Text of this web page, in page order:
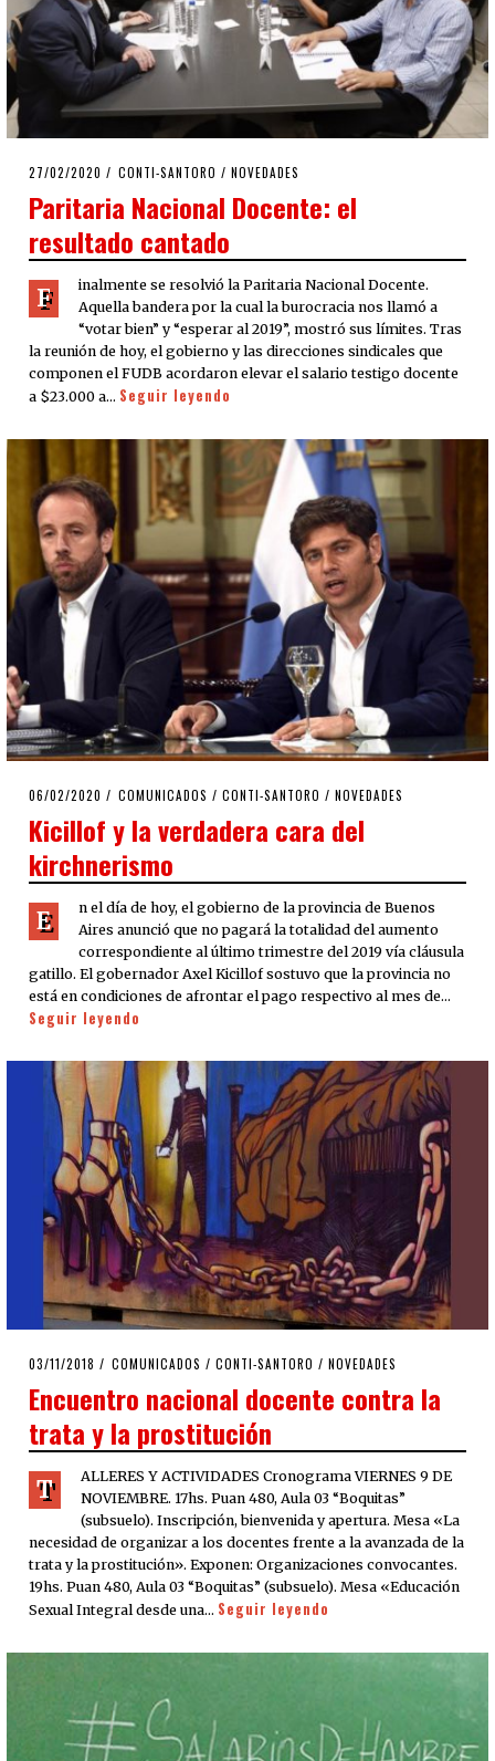
POSTED
27/02/2020 27/02/2020
CONTI-SANTORO / NOVEDADES
Paritaria Nacional Docente: el
resultado cantado
F
inalmente se resolvió la Paritaria Nacional Docente.
Aquella bandera por la cual la burocracia nos llamó a
“votar bien” y “esperar al 2019”, mostró sus límites. Tras
la reunión de hoy, el gobierno y las direcciones sindicales que
componen el FUDB acordaron elevar el salario testigo docente
a $23.000 a… Seguir leyendo
POSTED
06/02/2020 06/02/2020
COMUNICADOS / CONTI-SANTORO / NOVEDADES
Kicillof y la verdadera cara del
kirchnerismo
E
n el día de hoy, el gobierno de la provincia de Buenos
Aires anunció que no pagará la totalidad del aumento
correspondiente al último trimestre del 2019 vía cláusula
gatillo. El gobernador Axel Kicillof sostuvo que la provincia no
está en condiciones de afrontar el pago respectivo al mes de…
Seguir leyendo
POSTED
03/11/2018 COMUNICADOS / CONTI-SANTORO / NOVEDADES
Encuentro nacional docente contra la
trata y la prostitución
T
ALLERES Y ACTIVIDADES Cronograma VIERNES 9 DE
NOVIEMBRE. 17hs. Puan 480, Aula 03 “Boquitas”
(subsuelo). Inscripción, bienvenida y apertura. Mesa «La
necesidad de organizar a los docentes frente a la avanzada de la
trata y la prostitución». Exponen: Organizaciones convocantes.
19hs. Puan 480, Aula 03 “Boquitas” (subsuelo). Mesa «Educación
Sexual Integral desde una… Seguir leyendo